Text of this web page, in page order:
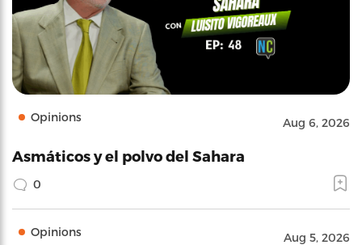
Opinions Aug 6, 2026
Asmáticos y el polvo del Sahara
0
Opinions Aug 5, 2026